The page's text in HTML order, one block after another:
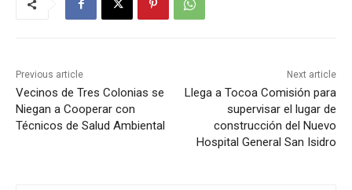
Previous article
Vecinos de Tres Colonias se
Niegan a Cooperar con
Técnicos de Salud Ambiental
Next article
Llega a Tocoa Comisión para
supervisar el lugar de
construcción del Nuevo
Hospital General San Isidro